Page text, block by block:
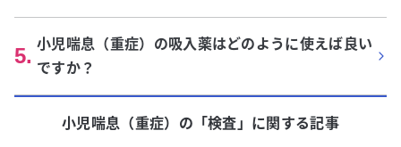
5. 小児喘息（重症）の吸入薬はどのように使えば良い
ですか？
小児喘息（重症） の「検査 」に関する記事